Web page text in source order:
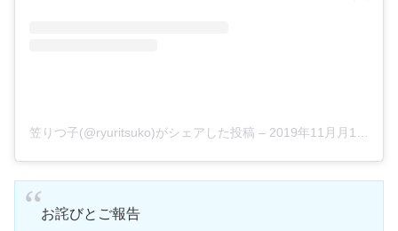
笠りつ子(@ryuritsuko)がシェアした投稿 – 2019年11月月19日午前3時54分PST
お詫びとご報告